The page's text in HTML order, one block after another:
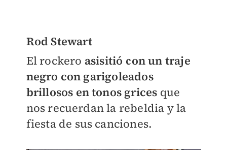
Rod Stewart
El rockero asisitió con un traje
negro con garigoleados
brillosos en tonos grices que
nos recuerdan la rebeldia y la
fiesta de sus canciones.